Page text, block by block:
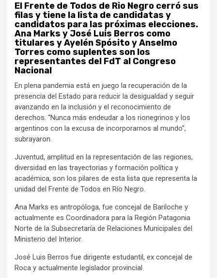
El Frente de Todos de Rio Negro cerró sus
filas y tiene la lista de candidatas y
candidatos para las próximas elecciones.
Ana Marks y José Luis Berros como
titulares y Ayelén Spósito y Anselmo
Torres como suplentes son los
representantes del FdT al Congreso
Nacional
En plena pandemia está en juego la recuperación de la
presencia del Estado para reducir la desigualdad y seguir
avanzando en la inclusión y el reconocimiento de
derechos. “Nunca más endeudar a los rionegrinos y los
argentinos con la excusa de incorporarnos al mundo”,
subrayaron.
Juventud, amplitud en la representación de las regiones,
diversidad en las trayectorias y formación política y
académica, son los pilares de esta lista que representa la
unidad del Frente de Todos en Río Negro.
Ana Marks es antropóloga, fue concejal de Bariloche y
actualmente es Coordinadora para la Región Patagonia
Norte de la Subsecretaría de Relaciones Municipales del
Ministerio del Interior.
José Luis Berros fue dirigente estudantil, ex concejal de
Roca y actualmente legislador provincial.